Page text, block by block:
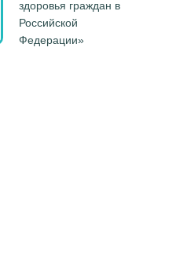
здоровья граждан в
Российской
Федерации»